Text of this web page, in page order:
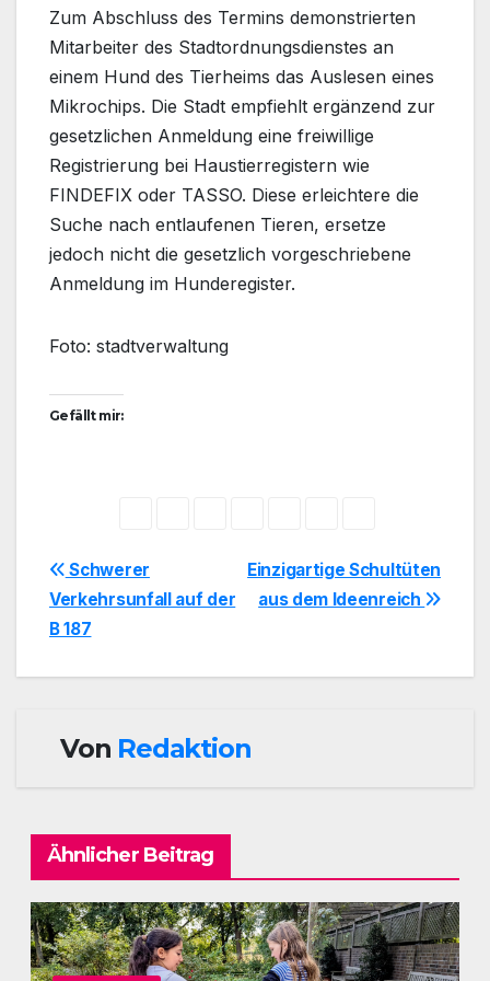
Zum Abschluss des Termins demonstrierten
Mitarbeiter des Stadtordnungsdienstes an
einem Hund des Tierheims das Auslesen eines
Mikrochips. Die Stadt empfiehlt ergänzend zur
gesetzlichen Anmeldung eine freiwillige
Registrierung bei Haustierregistern wie
FINDEFIX oder TASSO. Diese erleichtere die
Suche nach entlaufenen Tieren, ersetze
jedoch nicht die gesetzlich vorgeschriebene
Anmeldung im Hunderegister.
Foto: stadtverwaltung
Gefällt mir:
Beitragsnavigation
Einzigartige Schultüten
aus dem Ideenreich
Schwerer
Verkehrsunfall auf der
B 187
Von Redaktion
Ähnlicher Beitrag